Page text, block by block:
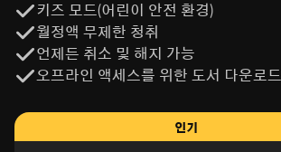
키즈 모드(어린이 안전 환경)
월정액 무제한 청취
언제든 취소 및 해지 가능
오프라인 액세스를 위한 도서 다운로드
인기